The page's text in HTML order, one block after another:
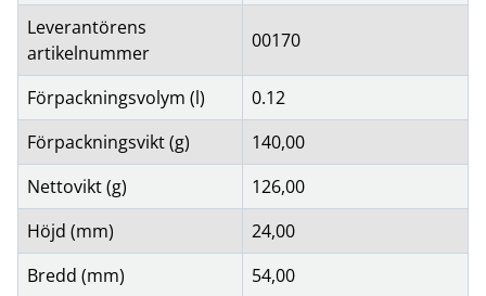
Leverantörens
artikelnummer
00170
Förpackningsvolym (l)
0.12
Förpackningsvikt (g)
140,00
Nettovikt (g)
126,00
Höjd (mm)
24,00
Bredd (mm)
54,00